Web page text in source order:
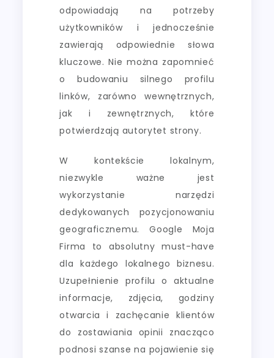
odpowiadają na potrzeby
użytkowników i jednocześnie
zawierają odpowiednie słowa
kluczowe. Nie można zapomnieć
o budowaniu silnego profilu
linków, zarówno wewnętrznych,
jak i zewnętrznych, które
potwierdzają autorytet strony.
W kontekście lokalnym,
niezwykle ważne jest
wykorzystanie narzędzi
dedykowanych pozycjonowaniu
geograficznemu. Google Moja
Firma to absolutny must-have
dla każdego lokalnego biznesu.
Uzupełnienie profilu o aktualne
informacje, zdjęcia, godziny
otwarcia i zachęcanie klientów
do zostawiania opinii znacząco
podnosi szanse na pojawienie się